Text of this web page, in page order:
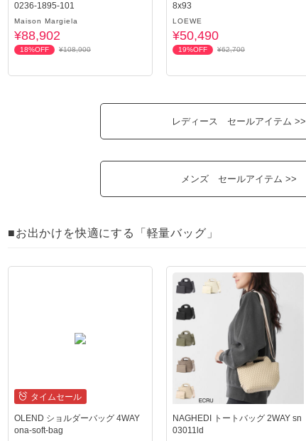
0236-1895-101
Maison Margiela
¥88,902
18%OFF ¥108,900
8x93
LOEWE
¥50,490
19%OFF ¥62,700
レディース セールアイテム >>
メンズ セールアイテム >>
■お出かけを快適にする「軽量バッグ」
タイムセール
OLEND ショルダーバッグ 4WAY
ona-soft-bag
NAGHEDI トートバッグ 2WAY sn
03011ld